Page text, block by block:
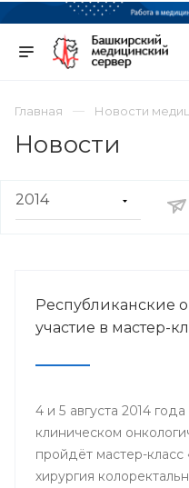
Главная Новости
Новости
Республиканские
участие в мастер-
4 и 5 августа 2014
клиническом
пройдёт мастер-
хирургия